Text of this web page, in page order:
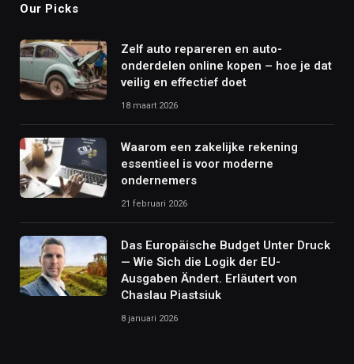
Our Picks
Zelf auto repareren en auto-
onderdelen online kopen – hoe je dat
veilig en effectief doet
18 maart 2026
Waarom een zakelijke rekening
essentieel is voor moderne
ondernemers
21 februari 2026
Das Europäische Budget Unter Druck
— Wie Sich die Logik der EU-
Ausgaben Ändert. Erläutert von
Chaslau Piastsiuk
8 januari 2026